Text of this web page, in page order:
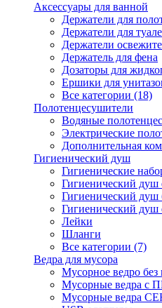
Аксессуары для ванной
Держатели для
Держатели для
Держатели
Держатель для фена
Дозаторы для
Ершики для
Все категории (18)
Полотенцесушители
Водяные
Электрические
Дополнительная
Гигиенический душ
Гигиенические
Гигиенический душ
Гигиенический душ
Гигиенический душ
Лейки
Шланги
Все категории (7)
Ведра для мусора
Мусорное ведро
Мусорные ведра
Мусорные ведра